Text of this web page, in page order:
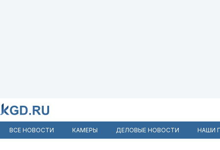
ВСЕ НОВОСТИ КАМЕРЫ ДЕЛОВЫЕ НОВОСТИ НАШИ